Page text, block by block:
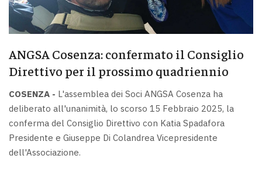
ANGSA Cosenza: confermato il Consiglio
Direttivo per il prossimo quadriennio
COSENZA - L'assemblea dei Soci ANGSA Cosenza ha
deliberato all'unanimità, lo scorso 15 Febbraio 2025, la
conferma del Consiglio Direttivo con Katia Spadafora
Presidente e Giuseppe Di Colandrea Vicepresidente
dell'Associazione.